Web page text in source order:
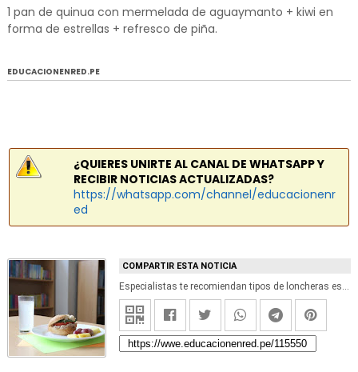
1 pan de quinua con mermelada de aguaymanto + kiwi en
forma de estrellas + refresco de piña.
EDUCACIONENRED.PE
¿QUIERES UNIRTE AL CANAL DE WHATSAPP Y
RECIBIR NOTICIAS ACTUALIZADAS?
https://whatsapp.com/channel/educacionenr
ed
COMPARTIR ESTA NOTICIA
Especialistas te recomiendan tipos de loncheras escolares para mantener la hidratación y evitar el estreñimiento